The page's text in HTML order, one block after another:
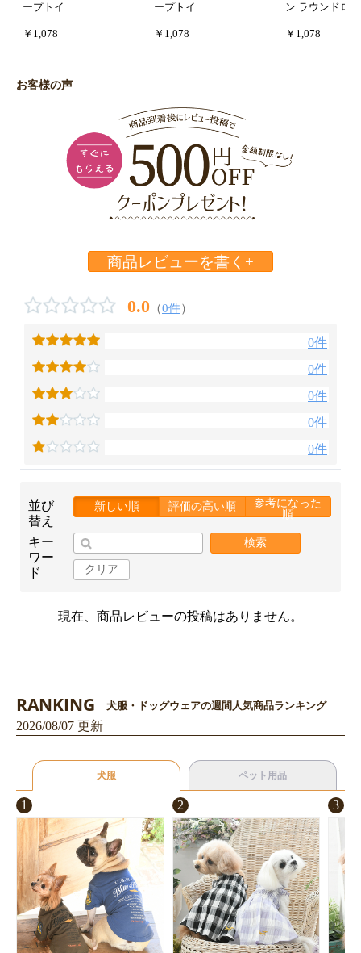
お買い物を続ける
ープトイ
￥1,078
ープトイ
￥1,078
ン ラウンドロ
￥1,078
お客様の声
商品レビューを書く+
0.0 （0件）
0件
0件
0件
0件
0件
並び
替え
新しい順 評価の高い順
参考になった
順
キー
ワー
ド
検索
クリア
現在、商品レビューの投稿はありません。
RANKING 犬服・ドッグウェアの週間人気商品ランキング
2026/08/07 更新
犬服 ペット用品
1 2 3